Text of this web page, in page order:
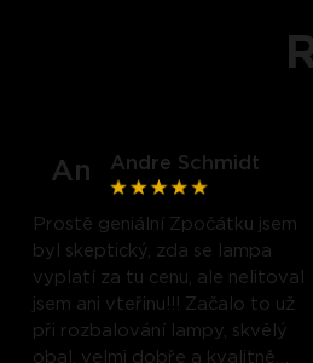
An Andre Schmidt
Prostě geniální Zpočátku jsem
byl skeptický, zda se lampa
vyplatí za tu cenu, ale nelitoval
jsem ani vteřinu!!! Začalo to už
při rozbalování lampy, skvělý
obal, velmi dobře a kvalitně